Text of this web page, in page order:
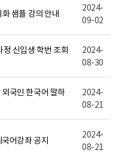
샘플 강의 안내
2024-
09-02
신입생 학번 조회
2024-
08-30
국인 한국어 말하
2024-
08-21
어강좌 공지
2024-
08-21